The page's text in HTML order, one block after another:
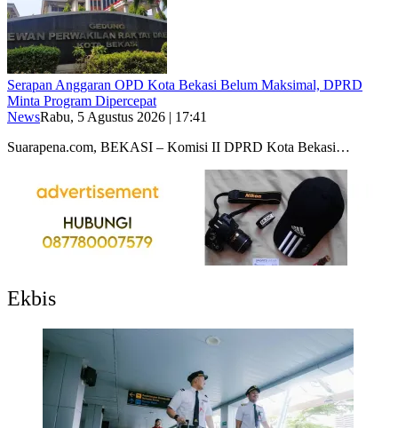
Serapan Anggaran OPD Kota Bekasi Belum Maksimal, DPRD
Minta Program Dipercepat
NewsRabu, 5 Agustus 2026 | 17:41
Suarapena.com, BEKASI – Komisi II DPRD Kota Bekasi…
Ekbis